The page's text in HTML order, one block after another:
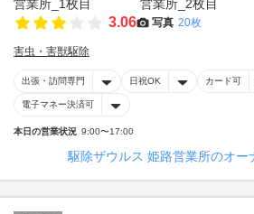
3.06 写真 20枚
害虫・害獣駆除
出張・訪問専門 日祝OK カード可
電子マネー決済可
本日の営業状況 9:00〜17:00
駆除ザウルス 姫路営業所のオー